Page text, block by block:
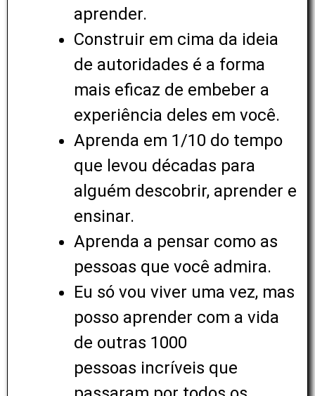
aprender.
Construir em cima da ideia
de autoridades é a forma
mais eficaz de embeber a
experiência deles em você.
Aprenda em 1/10 do tempo
que levou décadas para
alguém descobrir, aprender e
ensinar.
Aprenda a pensar como as
pessoas que você admira.
Eu só vou viver uma vez, mas
posso aprender com a vida
de outras 1000
pessoas incríveis que